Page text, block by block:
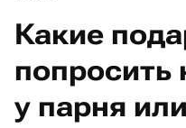
Какие
попросить
у парня